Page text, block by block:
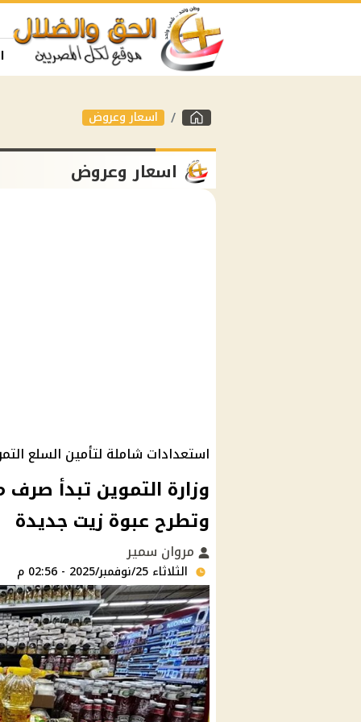
اسعار وعروض
اسعار وعروض
استعدادات شاملة لتأمين السلع
وتطرح عبوة زيت جديدة
مروان سمير
الثلاثاء 25/نوفمبر/2025 - 02:56 م